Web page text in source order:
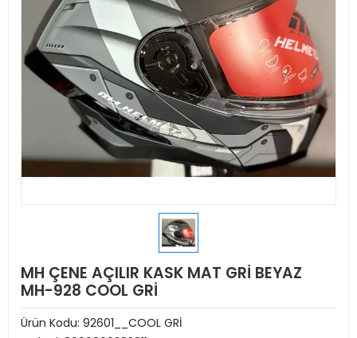
MH ÇENE AÇILIR KASK MAT GRİ BEYAZ
MH-928 COOL GRİ
Ürün Kodu: 92601__COOL GRİ